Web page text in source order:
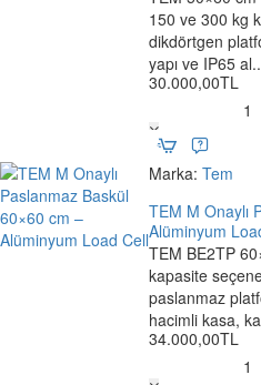
Mobil
Tartım
Baskülü
150 ve 300 kg
dikdörtgen
yapı ve IP65 al..
30.000,00TL
M
Onaylı
Paslanmaz
Baskül
50×60
cm
–
Alüminyum
Load
Cell
Marka: Tem
TEM M Onaylı
Alüminyum
TEM BE2TP
kapasite
paslanmaz
hacimli kasa,
34.000,00TL